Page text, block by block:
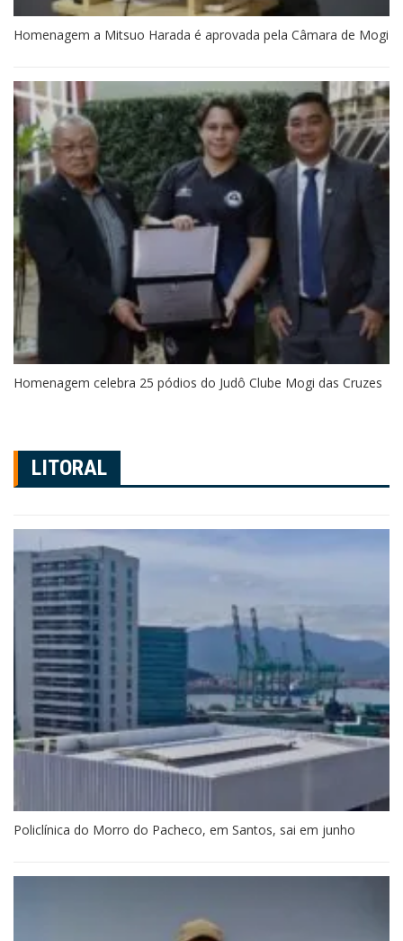
Homenagem a Mitsuo Harada é aprovada pela Câmara de Mogi
Homenagem celebra 25 pódios do Judô Clube Mogi das Cruzes
LITORAL
Policlínica do Morro do Pacheco, em Santos, sai em junho